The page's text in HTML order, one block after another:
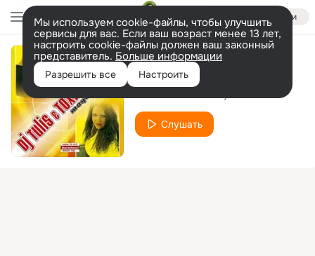
Войти
Мы используем cookie-файлы, чтобы улучшить
сервисы для вас. Если ваш возраст менее 13 лет,
настроить cookie-файлы должен ваш законный
представитель. Больше информации
Разрешить все Настроить
Куда уходишь ты
Слушать